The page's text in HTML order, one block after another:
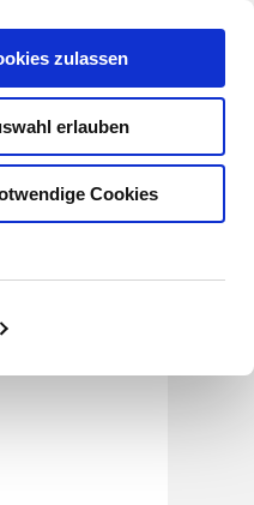
zulassen
erlauben
Cookies
Kundenlogin
Suche